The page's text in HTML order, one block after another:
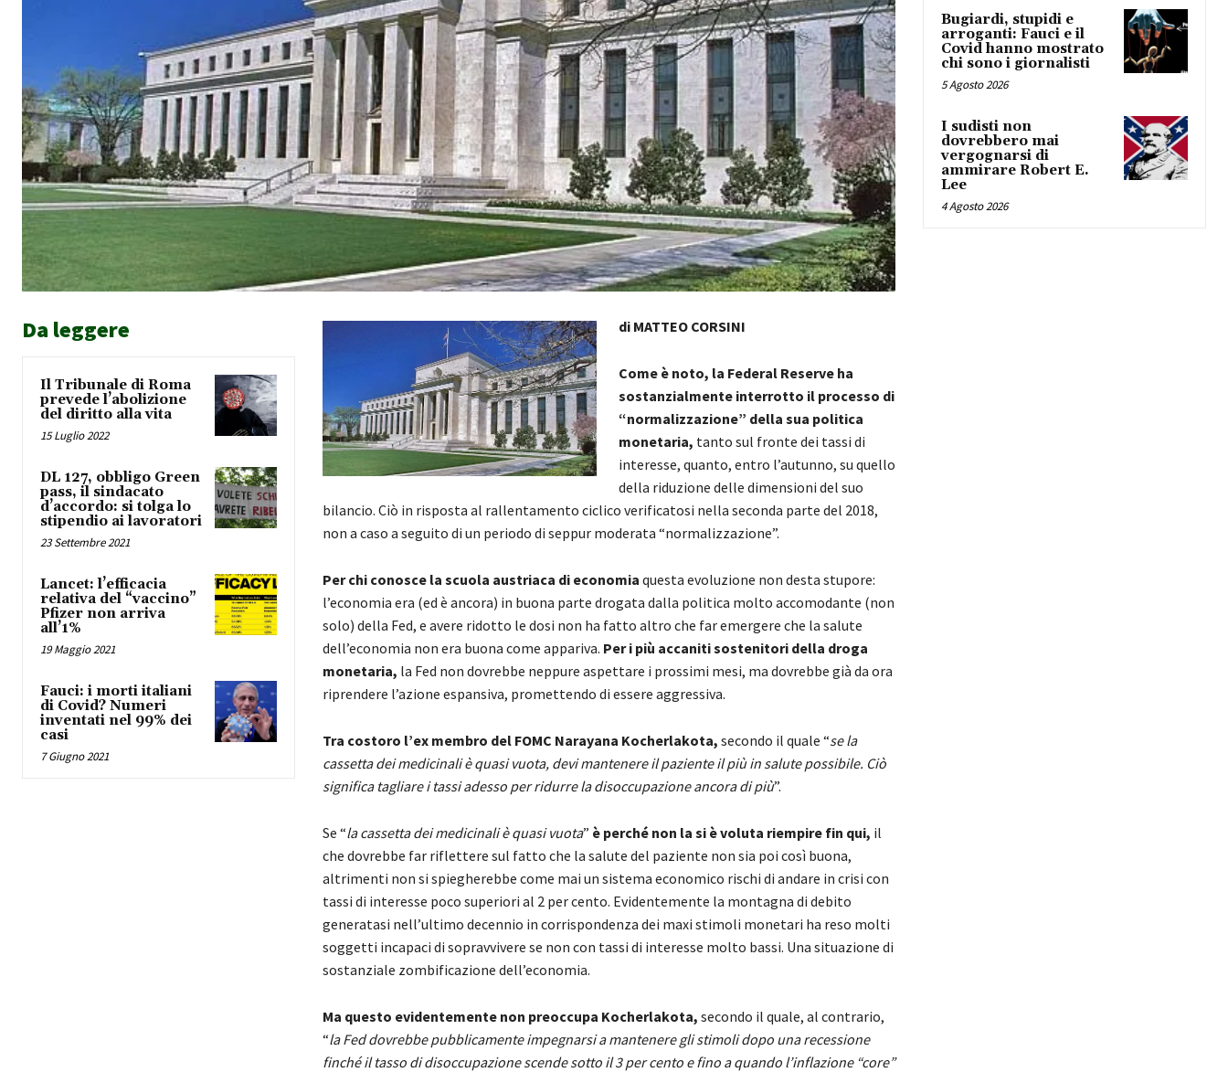
Da leggere
Il Tribunale di Roma
prevede l’abolizione
del diritto alla vita
15 Luglio 2022
DL 127, obbligo Green
pass, il sindacato
d’accordo: si tolga lo
stipendio ai lavoratori
23 Settembre 2021
Lancet: l’efficacia
relativa del “vaccino”
Pfizer non arriva
all’1%
19 Maggio 2021
Fauci: i morti italiani
di Covid? Numeri
inventati nel 99% dei
casi
7 Giugno 2021
di MATTEO CORSINI
Come è noto, la Federal Reserve ha
sostanzialmente interrotto il processo di
“normalizzazione” della sua politica
monetaria, tanto sul fronte dei tassi di
interesse, quanto, entro l’autunno, su quello
della riduzione delle dimensioni del suo
bilancio. Ciò in risposta al rallentamento ciclico verificatosi nella seconda parte del 2018,
non a caso a seguito di un periodo di seppur moderata “normalizzazione”.
Per chi conosce la scuola austriaca di economia questa evoluzione non desta stupore:
l’economia era (ed è ancora) in buona parte drogata dalla politica molto accomodante (non
solo) della Fed, e avere ridotto le dosi non ha fatto altro che far emergere che la salute
dell’economia non era buona come appariva. Per i più accaniti sostenitori della droga
monetaria, la Fed non dovrebbe neppure aspettare i prossimi mesi, ma dovrebbe già da ora
riprendere l’azione espansiva, promettendo di essere aggressiva.
Tra costoro l’ex membro del FOMC Narayana Kocherlakota, secondo il quale “se la
cassetta dei medicinali è quasi vuota, devi mantenere il paziente il più in salute possibile. Ciò
significa tagliare i tassi adesso per ridurre la disoccupazione ancora di più”.
Se “la cassetta dei medicinali è quasi vuota” è perché non la si è voluta riempire fin qui, il
che dovrebbe far riflettere sul fatto che la salute del paziente non sia poi così buona,
altrimenti non si spiegherebbe come mai un sistema economico rischi di andare in crisi con
tassi di interesse poco superiori al 2 per cento. Evidentemente la montagna di debito
generatasi nell’ultimo decennio in corrispondenza dei maxi stimoli monetari ha reso molti
soggetti incapaci di sopravvivere se non con tassi di interesse molto bassi. Una situazione di
sostanziale zombificazione dell’economia.
Ma questo evidentemente non preoccupa Kocherlakota, secondo il quale, al contrario,
“la Fed dovrebbe pubblicamente impegnarsi a mantenere gli stimoli dopo una recessione
finché il tasso di disoccupazione scende sotto il 3 per cento e fino a quando l’inflazione “core”
Bugiardi, stupidi e
arroganti: Fauci e il
Covid hanno mostrato
chi sono i giornalisti
5 Agosto 2026
I sudisti non
dovrebbero mai
vergognarsi di
ammirare Robert E.
Lee
4 Agosto 2026